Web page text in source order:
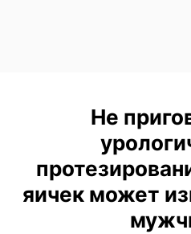
Не
яичек может